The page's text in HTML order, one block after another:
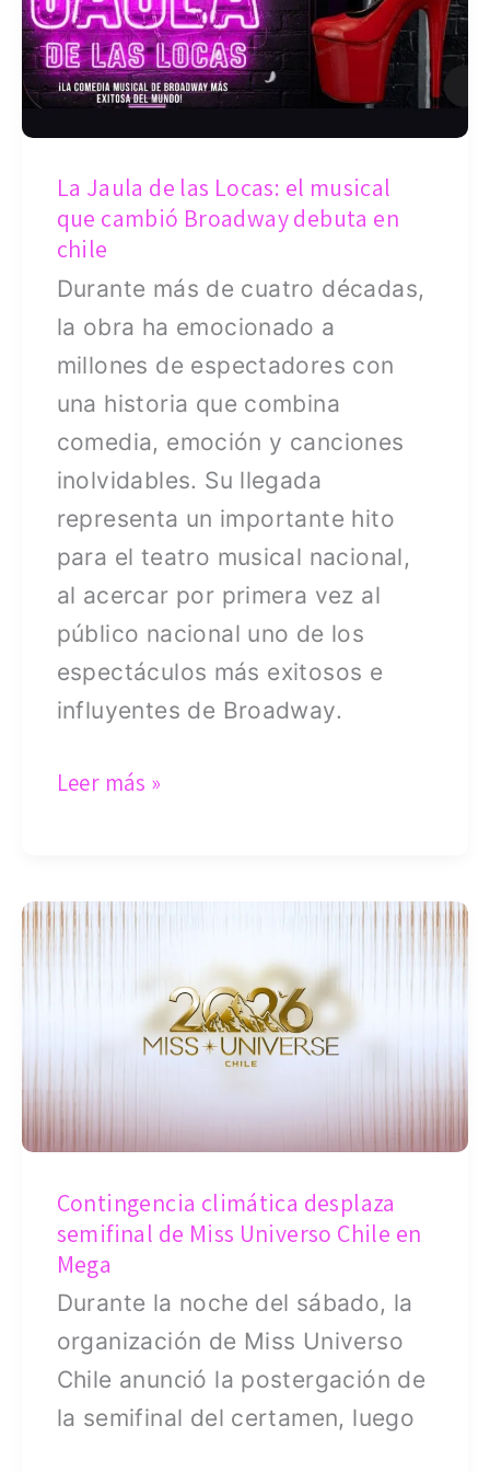
La Jaula de las Locas: el musical
que cambió Broadway debuta en
chile
Durante más de cuatro décadas,
la obra ha emocionado a
millones de espectadores con
una historia que combina
comedia, emoción y canciones
inolvidables. Su llegada
representa un importante hito
para el teatro musical nacional,
al acercar por primera vez al
público nacional uno de los
espectáculos más exitosos e
influyentes de Broadway.
el
musical
que
debuta
en
chile
Leer más »
Contingencia climática desplaza
semifinal de Miss Universo Chile en
Mega
Durante la noche del sábado, la
organización de Miss Universo
Chile anunció la postergación de
la semifinal del certamen, luego
Contingencia
climática
semifinal
de
Miss
Universo
Chile
en
Mega